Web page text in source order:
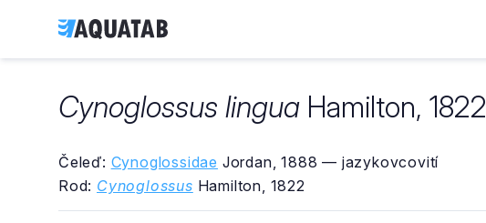
Cynoglossus lingua Hamilton, 1822
Čeleď: Cynoglossidae Jordan, 1888 — jazykovcovití
Rod: Cynoglossus Hamilton, 1822